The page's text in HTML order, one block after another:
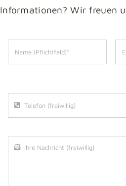
Informationen? Wir freuen